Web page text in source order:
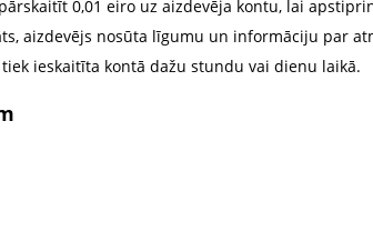
0,01 eiro uz aizdevēja kontu, lai
aizdevējs nosūta līgumu un informāciju par
ieskaitīta kontā dažu stundu vai dienu laikā.